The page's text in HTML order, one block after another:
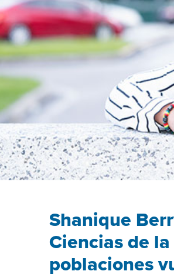
Shanique
Ciencias de
poblaciones